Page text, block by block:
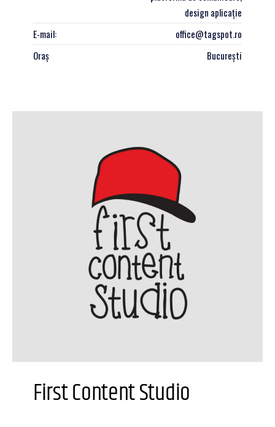
design aplicație
E-mail:
office@tagspot.ro
Oraș
București
First Content Studio